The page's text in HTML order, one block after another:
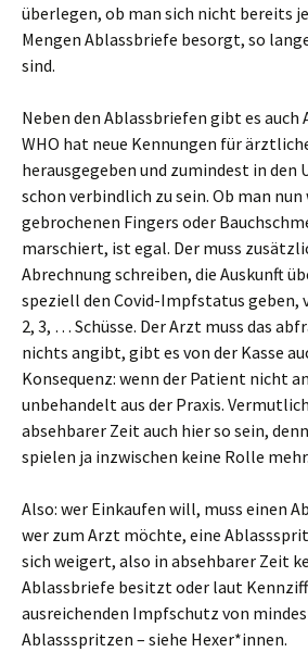
überlegen, ob man sich nicht bereits
Mengen Ablassbriefe besorgt, so
sind.
Neben den Ablassbriefen gibt es auch
WHO hat neue Kennungen für
herausgegeben und zumindest in den
schon verbindlich zu sein. Ob man nun
gebrochenen Fingers oder
marschiert, ist egal. Der muss
Abrechnung schreiben, die Auskunft
speziell den Covid-Impfstatus geben,
2, 3, … Schüsse. Der Arzt muss das
nichts angibt, gibt es von der Kasse
Konsequenz: wenn der Patient nicht
unbehandelt aus der Praxis.
absehbarer Zeit auch hier so sein,
spielen ja inzwischen keine Rolle mehr.
Also: wer Einkaufen will, muss einen
wer zum Arzt möchte, eine
sich weigert, also in absehbarer Zeit
Ablassbriefe besitzt oder laut
ausreichenden Impfschutz von
Ablassspritzen – siehe Hexer*innen.